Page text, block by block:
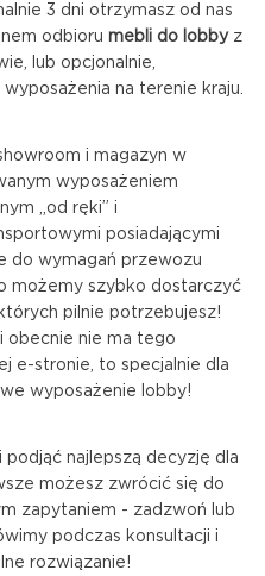
3 dni otrzymasz od nas
odbioru mebli do lobby z
lub opcjonalnie,
na terenie kraju.
i magazyn w
wyposażeniem
„od ręki” i
posiadającymi
do wymagań przewozu
możemy szybko dostarczyć
pilnie potrzebujesz!
obecnie nie ma tego
e-stronie, to specjalnie dla
wyposażenie lobby!
najlepszą decyzję dla
możesz zwrócić się do
zapytaniem - zadzwoń lub
podczas konsultacji i
rozwiązanie!